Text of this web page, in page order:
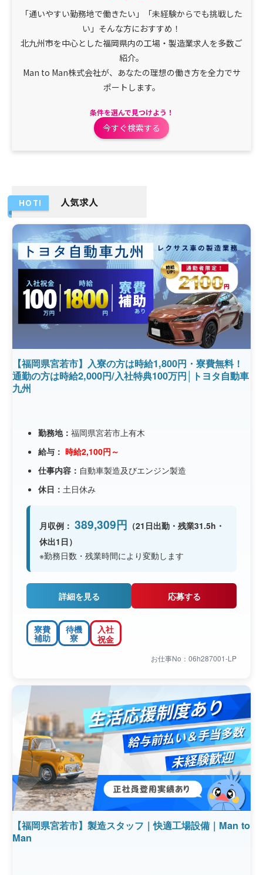
「通いやすい勤務地で働きたい」「未経験からでも挑戦した
い」そんな方におすすめ！
北九州市を中心とした福岡県内の工場・製造業求人を多数ご
紹介。
Man to Man株式会社が、あなたの理想の働き方を全力でサ
ポートします。
条件を選んで見つけよう！
今すぐ検索する
HOT! 人気求人
【福岡県宮若市】入寮の方は時給1,800円・寮費無料！
通勤の方は時給2,000円/入社特典100万円│トヨタ自動車
九州
勤務地： 福岡県宮若市上有木
給与： 時給2,100円～
仕事内容： 自動車製造及びエンジン製造
休日： 土日休み
月収例： 389,309円 （21日出勤・残業31.5h・
休出1日）
※勤務日数・残業時間により変動します
詳細を見る 応募する
寮費
補助
待機
寮
入社
祝金
お仕事No：06h287001-LP
【福岡県宮若市】製造スタッフ｜快適工場設備｜Man to
Man